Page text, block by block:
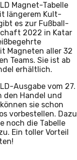
Magnet-Tabelle
längerem Kult-
es zur Fußball-
2022 in Katar
Magneten aller 32
Teams. Sie ist ab
erhältlich.
Ausgabe vom 27.
den Handel und
sie schon
vorbestellen. Dazu
noch die Tabelle
Ein toller Vorteil